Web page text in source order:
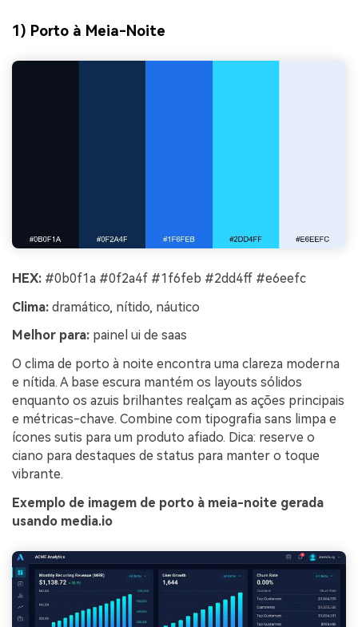
1) Porto à Meia-Noite
HEX: #0b0f1a #0f2a4f #1f6feb #2dd4ff #e6eefc
Clima: dramático, nítido, náutico
Melhor para: painel ui de saas
O clima de porto à noite encontra uma clareza moderna
e nítida. A base escura mantém os layouts sólidos
enquanto os azuis brilhantes realçam as ações principais
e métricas-chave. Combine com tipografia sans limpa e
ícones sutis para um produto afiado. Dica: reserve o
ciano para destaques de status para manter o toque
vibrante.
Exemplo de imagem de porto à meia-noite gerada
usando media.io